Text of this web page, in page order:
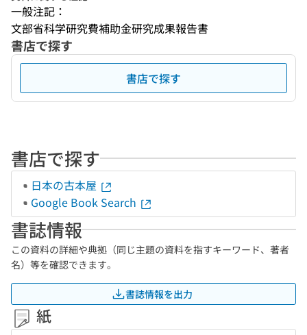
一般注記：
文部省科学研究費補助金研究成果報告書
書店で探す
書店で探す
書店で探す
日本の古本屋
Google Book Search
書誌情報
この資料の詳細や典拠（同じ主題の資料を指すキーワード、著者
名）等を確認できます。
書誌情報を出力
紙